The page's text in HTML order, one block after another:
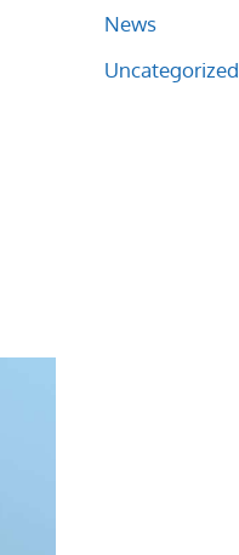
News
Uncategorized